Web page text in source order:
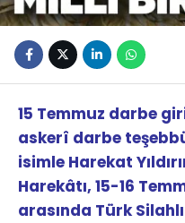
15 Temmuz darbe
askerî darbe
isimle Harekat
Harekâtı, 15-16
arasında Türk